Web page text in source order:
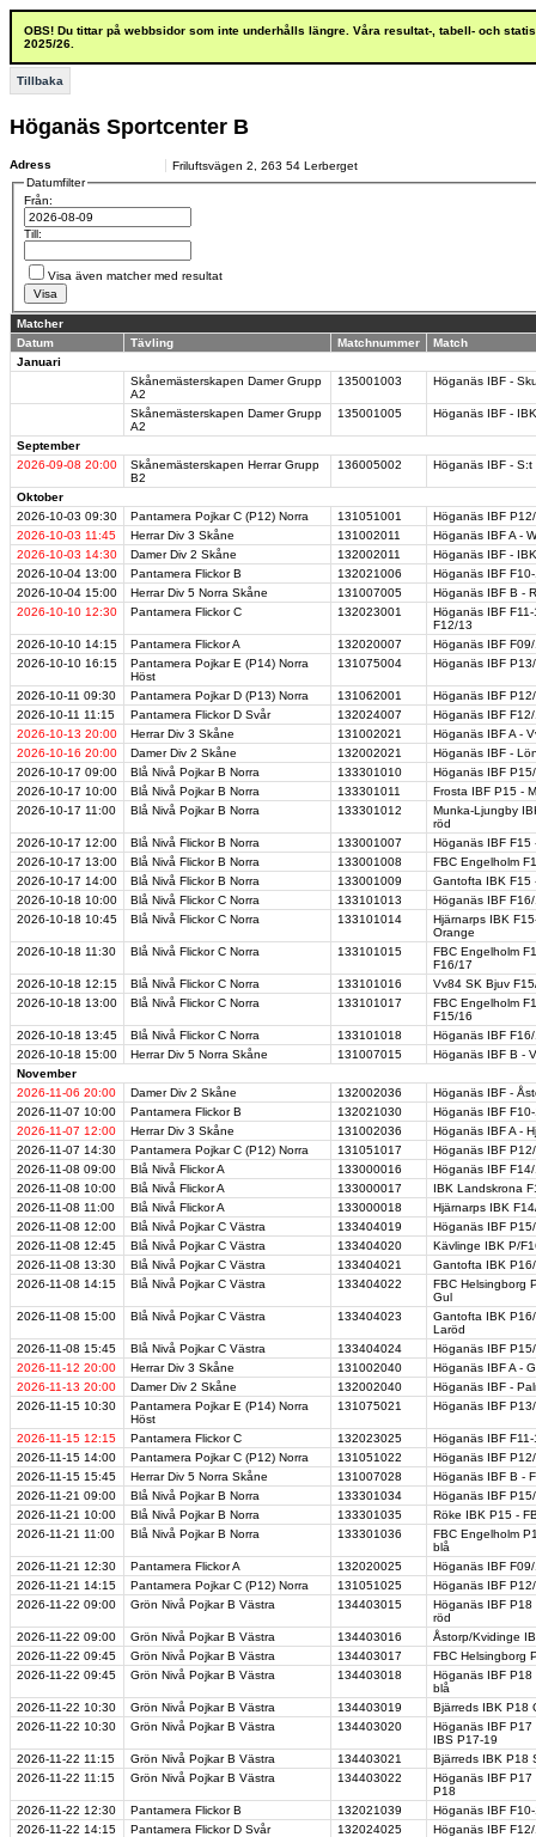
OBS! Du tittar på webbsidor som inte underhålls längre. Våra resultat-, tabell- och
2025/26.
Tillbaka
Höganäs Sportcenter B
Adress Friluftsvägen 2 263 54 Lerberget
Datumfilter
Från:
Till:
Visa även matcher med resultat
Matcher
Datum
Tävling Matchnummer Match
Januari
Skånemästerskapen Damer Grupp
A2
135001003 Höganäs IBF -
Skånemästerskapen Damer Grupp
A2
135001005 Höganäs IBF -
September
2026-09-08 20:00
Skånemästerskapen Herrar Grupp
B2
136005002 Höganäs IBF - S:t
Oktober
2026-10-03 09:30 Pantamera Pojkar C (P12) Norra 131051001
Höganäs IBF
2026-10-03 11:45 Herrar Div 3 Skåne 131002011
Höganäs IBF A -
2026-10-03 14:30 Damer Div 2 Skåne 132002011
Höganäs IBF -
2026-10-04 13:00 Pantamera Flickor B 132021006
Höganäs IBF
2026-10-04 15:00 Herrar Div 5 Norra Skåne 131007005
Höganäs IBF B -
2026-10-10 12:30 Pantamera Flickor C 132023001
Höganäs IBF
F12/13
2026-10-10 14:15 Pantamera Flickor A 132020007
Höganäs IBF
2026-10-10 16:15
Pantamera Pojkar E (P14) Norra
Höst
131075004 Höganäs IBF
2026-10-11 09:30 Pantamera Pojkar D (P13) Norra 131062001
Höganäs IBF
2026-10-11 11:15 Pantamera Flickor D Svår 132024007
Höganäs IBF
2026-10-13 20:00 Herrar Div 3 Skåne 131002021
Höganäs IBF A -
2026-10-16 20:00 Damer Div 2 Skåne 132002021
Höganäs IBF -
2026-10-17 09:00 Blå Nivå Pojkar B Norra 133301010
Höganäs IBF
2026-10-17 10:00 Blå Nivå Pojkar B Norra 133301011
Frosta IBF P15 -
2026-10-17 11:00 Blå Nivå Pojkar B Norra 133301012
Munka-Ljungby
röd
2026-10-17 12:00 Blå Nivå Flickor B Norra 133001007
Höganäs IBF F15
2026-10-17 13:00 Blå Nivå Flickor B Norra 133001008
FBC Engelholm
2026-10-17 14:00 Blå Nivå Flickor B Norra 133001009
Gantofta IBK F15
2026-10-18 10:00 Blå Nivå Flickor C Norra 133101013
Höganäs IBF
2026-10-18 10:45 Blå Nivå Flickor C Norra 133101014
Hjärnarps IBK
Orange
2026-10-18 11:30 Blå Nivå Flickor C Norra 133101015
FBC Engelholm
F16/17
2026-10-18 12:15 Blå Nivå Flickor C Norra 133101016
Vv84 SK Bjuv
2026-10-18 13:00 Blå Nivå Flickor C Norra 133101017
FBC Engelholm
F15/16
2026-10-18 13:45 Blå Nivå Flickor C Norra 133101018
Höganäs IBF
2026-10-18 15:00 Herrar Div 5 Norra Skåne 131007015
Höganäs IBF B -
November
2026-11-06 20:00 Damer Div 2 Skåne 132002036
Höganäs IBF -
2026-11-07 10:00 Pantamera Flickor B 132021030
Höganäs IBF
2026-11-07 12:00 Herrar Div 3 Skåne 131002036
Höganäs IBF A -
2026-11-07 14:30 Pantamera Pojkar C (P12) Norra 131051017
Höganäs IBF
2026-11-08 09:00 Blå Nivå Flickor A 133000016
Höganäs IBF
2026-11-08 10:00 Blå Nivå Flickor A 133000017
IBK Landskrona
2026-11-08 11:00 Blå Nivå Flickor A 133000018
Hjärnarps IBK
2026-11-08 12:00 Blå Nivå Pojkar C Västra 133404019
Höganäs IBF
2026-11-08 12:45 Blå Nivå Pojkar C Västra 133404020
Kävlinge IBK P/
2026-11-08 13:30 Blå Nivå Pojkar C Västra 133404021
Gantofta IBK
2026-11-08 14:15 Blå Nivå Pojkar C Västra 133404022
FBC Helsingborg
Gul
2026-11-08 15:00 Blå Nivå Pojkar C Västra 133404023
Gantofta IBK
Laröd
2026-11-08 15:45 Blå Nivå Pojkar C Västra 133404024
Höganäs IBF
2026-11-12 20:00 Herrar Div 3 Skåne 131002040
Höganäs IBF A -
2026-11-13 20:00 Damer Div 2 Skåne 132002040
Höganäs IBF -
2026-11-15 10:30
Pantamera Pojkar E (P14) Norra
Höst
131075021 Höganäs IBF
2026-11-15 12:15 Pantamera Flickor C 132023025
Höganäs IBF
2026-11-15 14:00 Pantamera Pojkar C (P12) Norra 131051022
Höganäs IBF
2026-11-15 15:45 Herrar Div 5 Norra Skåne 131007028
Höganäs IBF B -
2026-11-21 09:00 Blå Nivå Pojkar B Norra 133301034
Höganäs IBF
2026-11-21 10:00 Blå Nivå Pojkar B Norra 133301035
Röke IBK P15 -
2026-11-21 11:00 Blå Nivå Pojkar B Norra 133301036
FBC Engelholm
blå
2026-11-21 12:30 Pantamera Flickor A 132020025
Höganäs IBF
2026-11-21 14:15 Pantamera Pojkar C (P12) Norra 131051025
Höganäs IBF
2026-11-22 09:00 Grön Nivå Pojkar B Västra 134403015
Höganäs IBF
röd
2026-11-22 09:00 Grön Nivå Pojkar B Västra 134403016
Åstorp/Kvidinge
2026-11-22 09:45 Grön Nivå Pojkar B Västra 134403017
FBC Helsingborg
2026-11-22 09:45 Grön Nivå Pojkar B Västra 134403018
Höganäs IBF
blå
2026-11-22 10:30 Grön Nivå Pojkar B Västra 134403019
Bjärreds IBK P18
2026-11-22 10:30 Grön Nivå Pojkar B Västra 134403020
Höganäs IBF P17
IBS P17-19
2026-11-22 11:15 Grön Nivå Pojkar B Västra 134403021
Bjärreds IBK P18
2026-11-22 11:15 Grön Nivå Pojkar B Västra 134403022
Höganäs IBF P17
P18
2026-11-22 12:30 Pantamera Flickor B 132021039
Höganäs IBF
2026-11-22 14:15 Pantamera Flickor D Svår 132024025
Höganäs IBF